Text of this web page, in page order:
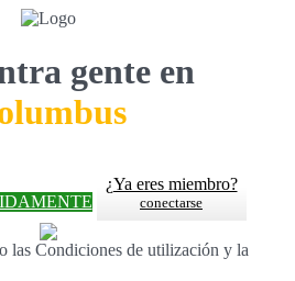
gente en
¿Ya eres miembro?
conectarse
las Condiciones de utilización y la